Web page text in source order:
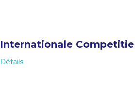
Internationale Competitie
Détails